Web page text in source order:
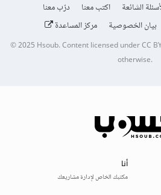
الشائعة اكتب معنا
درّب معنا
بيان الخصوصية مركز المساعدة
© 2025Hsoub.Content licensed underCC
otherwise.